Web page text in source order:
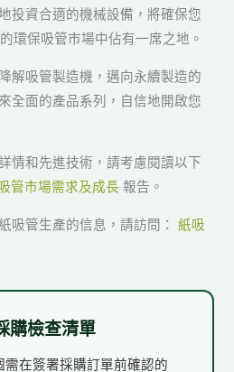
投資合適的機械設備，將確保您
環保吸管市場中佔有一席之地。
解吸管製造機，邁向永續製造的
全面的產品系列，自信地開啟您
情和先進技術，請考慮閱讀以下
管市場需求及成長 報告。
吸管生產的信息，請訪問：紙吸
購檢查清單
需在簽署採購訂單前確認的